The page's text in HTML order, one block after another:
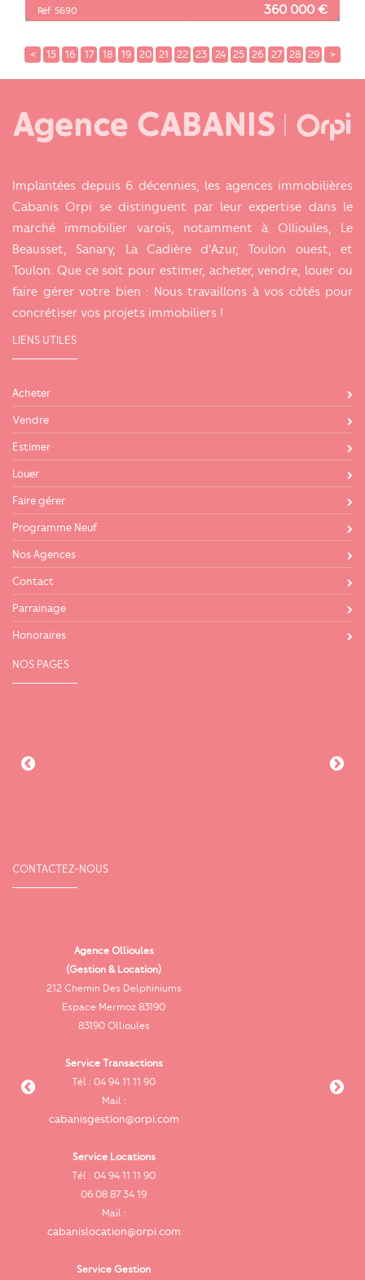
Réf. 5690 360 000 €
< 15 16 17 18 19 20 21 22 23 24 25 26 27 28 29 >
Implantées depuis 6 décennies, les agences immobilières
Cabanis Orpi se distinguent par leur expertise dans le
marché immobilier varois, notamment à Ollioules, Le
Beausset, Sanary, La Cadière d'Azur, Toulon ouest, et
Toulon. Que ce soit pour estimer, acheter, vendre, louer ou
faire gérer votre bien : Nous travaillons à vos côtés pour
concrétiser vos projets immobiliers !
LIENS UTILES
Acheter
Vendre
Estimer
Louer
Faire gérer
Programme Neuf
Nos Agences
Contact
Parrainage
Honoraires
NOS PAGES
CONTACTEZ-NOUS
Agence Ollioules
(Gestion & Location)
212 Chemin Des Delphiniums
Espace Mermoz 83190
83190 Ollioules
Service Transactions
Tél : 04 94 11 11 90
Mail :
cabanisgestion@orpi.com
Service Locations
Tél : 04 94 11 11 90
06 08 87 34 19
Mail :
cabanislocation@orpi.com
Service Gestion